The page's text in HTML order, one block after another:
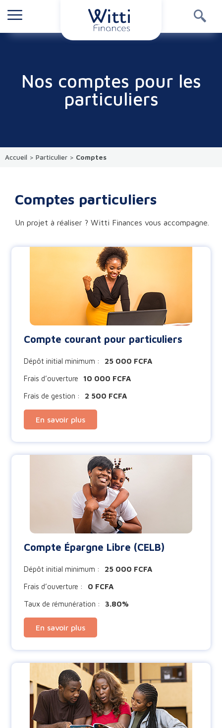
Nos comptes pour les
particuliers
Accueil > Particulier > Comptes
Comptes particuliers
Un projet à réaliser ? Witti Finances vous accompagne.
Compte courant pour particuliers
Dépôt initial minimum : 25 000 FCFA
Frais d’ouverture 10 000 FCFA
Frais de gestion : 2 500 FCFA
En savoir plus
Compte Épargne Libre (CELB)
Dépôt initial minimum : 25 000 FCFA
Frais d’ouverture : 0 FCFA
Taux de rémunération : 3.80%
En savoir plus